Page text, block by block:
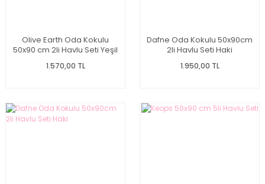
Olive Earth Oda Kokulu
50x90 cm 2li Havlu Seti Yeşil
1.570,00 TL
Dafne Oda Kokulu 50x90cm
2li Havlu Seti Haki
1.950,00 TL